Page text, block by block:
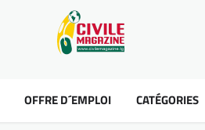
OFFRE D´EMPLOI CATÉGORIES